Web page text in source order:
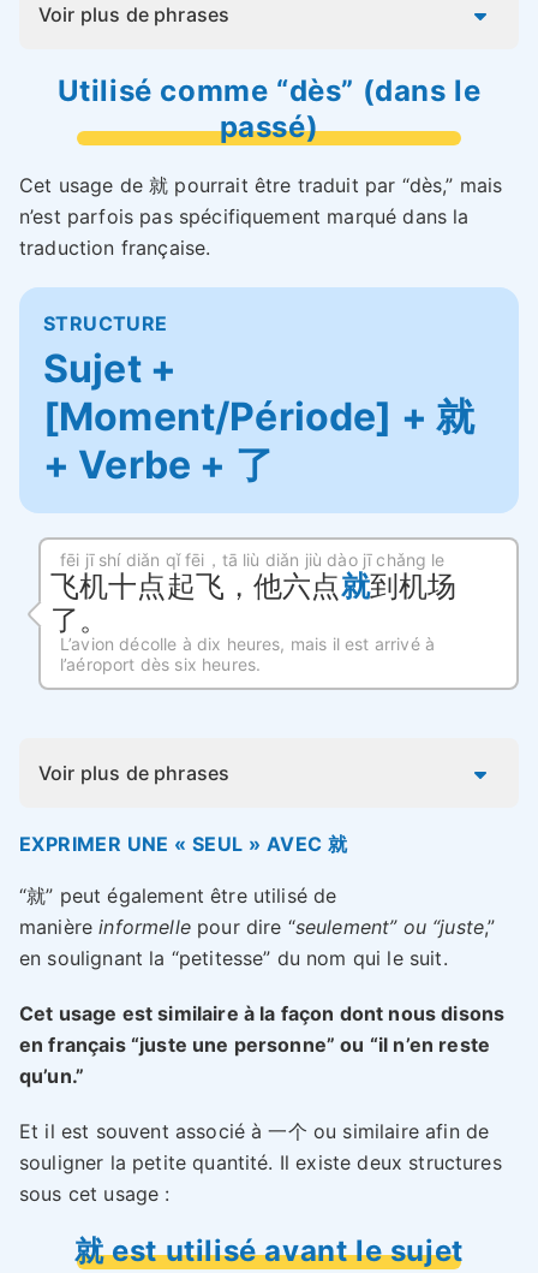
Voir plus de phrases
Utilisé comme “dès” (dans le
passé)
Cet usage de 就 pourrait être traduit par “dès,” mais
n’est parfois pas spécifiquement marqué dans la
traduction française.
STRUCTURE
Sujet +
[Moment/Période] + 就
+ Verbe + 了
fēi jī shí diǎn qǐ fēi，tā liù diǎn jiù dào jī chǎng le
飞机十点起飞，他六点就到机场
了。
L’avion décolle à dix heures, mais il est arrivé à
l’aéroport dès six heures.
Voir plus de phrases
EXPRIMER UNE « SEUL » AVEC 就
“就” peut également être utilisé de
manièreinformellepour dire “seulement” ou “juste,”
en soulignant la “petitesse” du nom qui le suit.
Cet usage est similaire à la façon dont nous disons
en français “juste une personne” ou “il n’en reste
qu’un.”
Et il est souvent associé à 一个 ou similaire afin de
souligner la petite quantité. Il existe deux structures
sous cet usage :
就 est utilisé avant le sujet